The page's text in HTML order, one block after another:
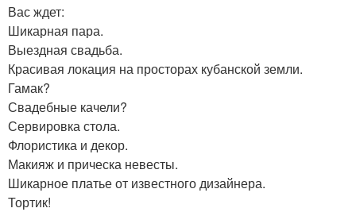
Вас ждет:
Шикарная пара.
Выездная свадьба.
Красивая локация на просторах кубанской земли.
Гамак?
Свадебные качели?
Сервировка стола.
Флористика и декор.
Макияж и прическа невесты.
Шикарное платье от известного дизайнера.
Тортик!